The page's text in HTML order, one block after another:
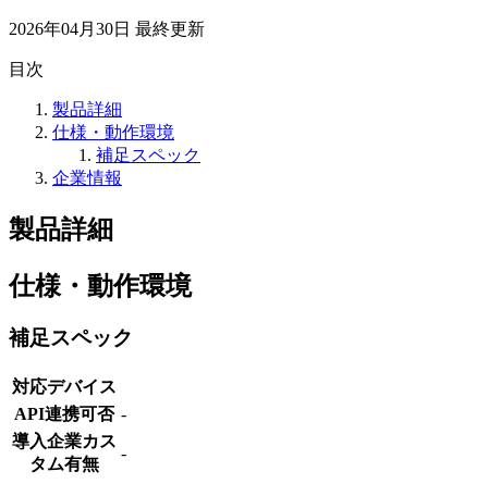
2026年04月30日 最終更新
目次
製品詳細
仕様・動作環境
補足スペック
企業情報
製品詳細
仕様・動作環境
補足スペック
対応デバイス
API連携可否 -
導入企業カス
タム有無
-